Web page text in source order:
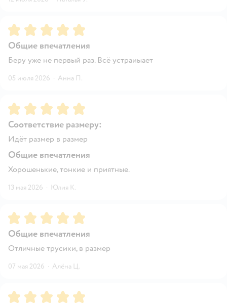
Рейтинг:5
Общие впечатления
Беру уже не первый раз. Всё устраиыает
05 июля 2026 · Анна П.
Рейтинг:5
Соответствие размеру:
Идёт размер в размер
Общие впечатления
Хорошенькие, тонкие и приятные.
13 мая 2026 · Юлия К.
Рейтинг:5
Общие впечатления
Отличные трусики, в размер
07 мая 2026 · Алёна Ц.
Рейтинг:5